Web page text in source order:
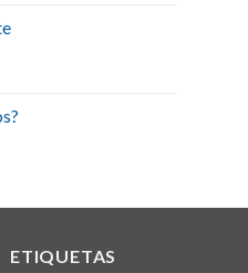
ETIQUETAS